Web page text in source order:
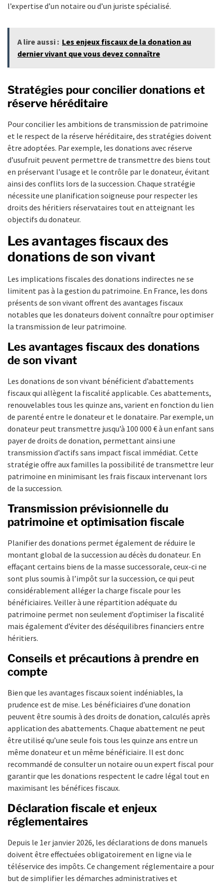
l’expertise d’un notaire ou d’un juriste spécialisé.
A lire aussi : Les enjeux fiscaux de la donation au
dernier vivant que vous devez connaître
Stratégies pour concilier donations et
réserve héréditaire
Pour concilier les ambitions de transmission de patrimoine
et le respect de la réserve héréditaire, des stratégies doivent
être adoptées. Par exemple, les donations avec réserve
d’usufruit peuvent permettre de transmettre des biens tout
en préservant l’usage et le contrôle par le donateur, évitant
ainsi des conflits lors de la succession. Chaque stratégie
nécessite une planification soigneuse pour respecter les
droits des héritiers réservataires tout en atteignant les
objectifs du donateur.
Les avantages fiscaux des
donations de son vivant
Les implications fiscales des donations indirectes ne se
limitent pas à la gestion du patrimoine. En France, les dons
présents de son vivant offrent des avantages fiscaux
notables que les donateurs doivent connaître pour optimiser
la transmission de leur patrimoine.
Les avantages fiscaux des donations
de son vivant
Les donations de son vivant bénéficient d’abattements
fiscaux qui allègent la fiscalité applicable. Ces abattements,
renouvelables tous les quinze ans, varient en fonction du lien
de parenté entre le donateur et le donataire. Par exemple, un
donateur peut transmettre jusqu’à 100 000 € à un enfant sans
payer de droits de donation, permettant ainsi une
transmission d’actifs sans impact fiscal immédiat. Cette
stratégie offre aux familles la possibilité de transmettre leur
patrimoine en minimisant les frais fiscaux intervenant lors
de la succession.
Transmission prévisionnelle du
patrimoine et optimisation fiscale
Planifier des donations permet également de réduire le
montant global de la succession au décès du donateur. En
effaçant certains biens de la masse successorale, ceux-ci ne
sont plus soumis à l’impôt sur la succession, ce qui peut
considérablement alléger la charge fiscale pour les
bénéficiaires. Veiller à une répartition adéquate du
patrimoine permet non seulement d’optimiser la fiscalité
mais également d’éviter des déséquilibres financiers entre
héritiers.
Conseils et précautions à prendre en
compte
Bien que les avantages fiscaux soient indéniables, la
prudence est de mise. Les bénéficiaires d’une donation
peuvent être soumis à des droits de donation, calculés après
application des abattements. Chaque abattement ne peut
être utilisé qu’une seule fois tous les quinze ans entre un
même donateur et un même bénéficiaire. Il est donc
recommandé de consulter un notaire ou un expert fiscal pour
garantir que les donations respectent le cadre légal tout en
maximisant les bénéfices fiscaux.
Déclaration fiscale et enjeux
réglementaires
Depuis le 1er janvier 2026, les déclarations de dons manuels
doivent être effectuées obligatoirement en ligne via le
téléservice des impôts. Ce changement réglementaire a pour
but de simplifier les démarches administratives et